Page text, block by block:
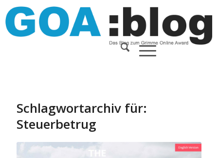
Schlagwortarchiv für:
Steuerbetrug